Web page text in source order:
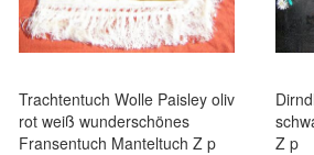
Trachtentuch Wolle Paisley oliv
rot weiß wunderschönes
Fransentuch Manteltuch Z p
Z p